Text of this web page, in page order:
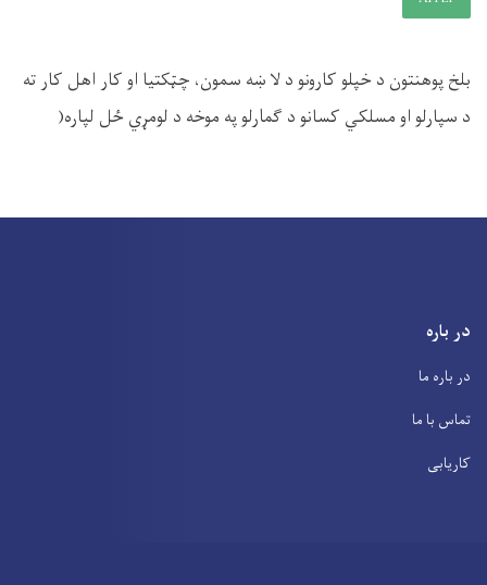
بلخ پوهنتون د خپلو کارونو د لا ښه سمون، چټکتیا او کار اهل کار ته
د سپارلو او مسلکي کسانو د ګمارلو په موخه د لومړي ځل لپاره(
در باره
در باره ما
تماس با ما
کاریابی